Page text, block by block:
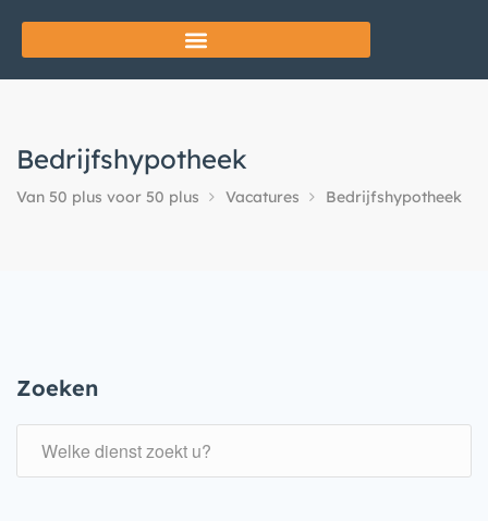
Bedrijfshypotheek
Van 50 plus voor 50 plus Vacatures Bedrijfshypotheek
Zoeken